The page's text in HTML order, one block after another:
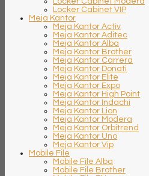
Locker Cabinet VIP
Meja Kantor
Meja Kantor Activ
Meja Kantor Aditec
Meja Kantor Alba
Meja Kantor Brother
Meja Kantor Carrera
Meja Kantor Donati
Meja Kantor Elite
Meja Kantor Expo
Meja Kantor High Point
Meja Kantor Indachi
Meja Kantor Lion
Meja Kantor Modera
Meja Kantor Orbitrend
Meja Kantor Uno
Meja Kantor Vip
Mobile File
Mobile File Alba
Mobile File Brother